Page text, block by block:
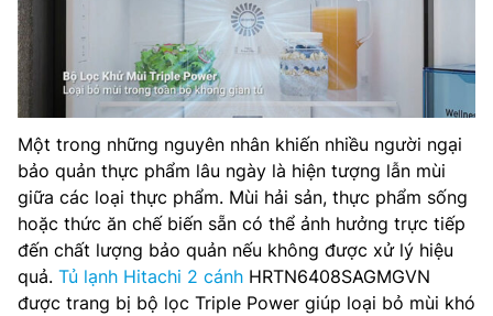
Một trong những nguyên nhân khiến nhiều người ngại
bảo quản thực phẩm lâu ngày là hiện tượng lẫn mùi
giữa các loại thực phẩm. Mùi hải sản, thực phẩm sống
hoặc thức ăn chế biến sẵn có thể ảnh hưởng trực tiếp
đến chất lượng bảo quản nếu không được xử lý hiệu
quả. Tủ lạnh Hitachi 2 cánh HRTN6408SAGMGVN
được trang bị bộ lọc Triple Power giúp loại bỏ mùi khó